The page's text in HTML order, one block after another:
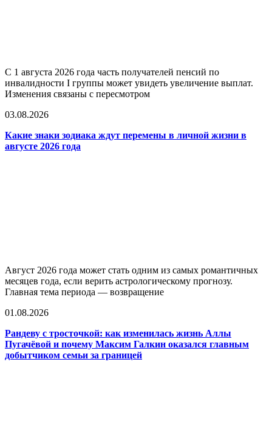
С 1 августа 2026 года часть получателей пенсий по
инвалидности I группы может увидеть увеличение выплат.
Изменения связаны с пересмотром
03.08.2026
Какие знаки зодиака ждут перемены в личной жизни в
августе 2026 года
Август 2026 года может стать одним из самых романтичных
месяцев года, если верить астрологическому прогнозу.
Главная тема периода — возвращение
01.08.2026
Рандеву с тросточкой: как изменилась жизнь Аллы
Пугачёвой и почему Максим Галкин оказался главным
добытчиком семьи за границей